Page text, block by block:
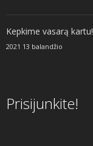
Kepkime vasarą kartu!
2021 13 balandžio
Prisijunkite!